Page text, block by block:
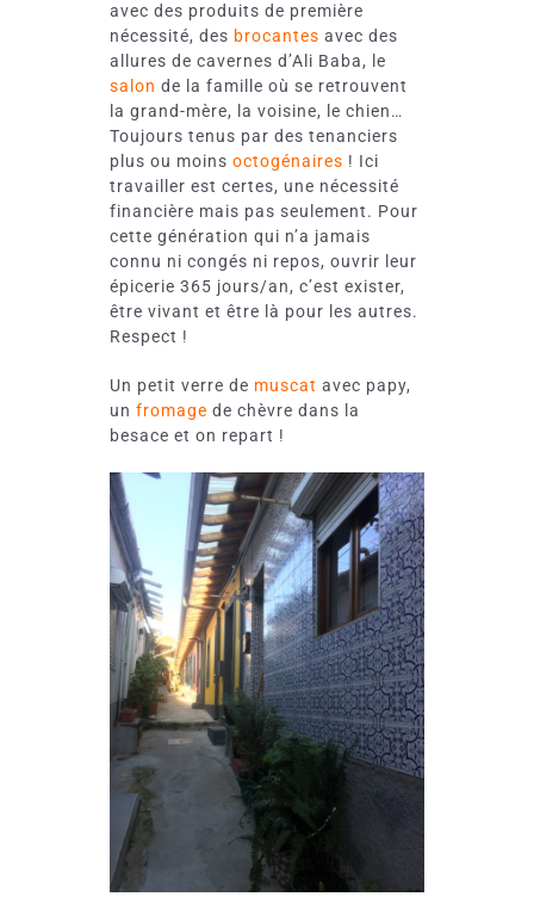
avec des produits de première
nécessité, des brocantes avec des
allures de cavernes d’Ali Baba, le
salon de la famille où se retrouvent
la grand-mère, la voisine, le chien…
Toujours tenus par des tenanciers
plus ou moinsoctogénaires ! Ici
travailler est certes, une nécessité
financière mais pas seulement. Pour
cette génération qui n’a jamais
connu ni congés ni repos, ouvrir leur
épicerie 365 jours/an, c’est exister,
être vivant et être là pour les autres.
Respect !
Un petit verre de muscat avec papy,
unfromage de chèvre dans la
besace et on repart !